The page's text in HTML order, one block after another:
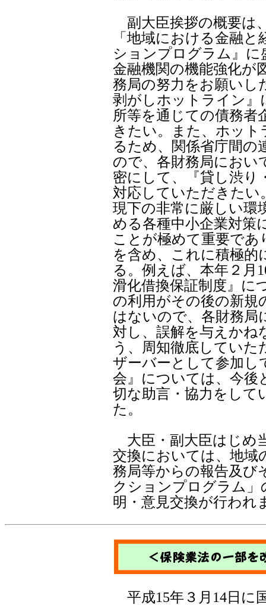
副大臣挨拶の概要は
「地域における金融
ションプログラム』に
金融機関の機能強化が
務局の努力をお願いし
剥がしホットライン』
所等を通じての債務者
きたい。また、ホッ
るため、関係省庁間の
ので、各財務局におい
密にして、『貸し渋り
対応していただきたい
現下の非常に厳しい環
める各種中小企業対策
ことが極めて重要であ
を含め、これに積極的
る。例えば、本年２月
滑化借換保証制度』に
の利用がその後の新規
はないので、各財務局
対し、誤解を与えかね
う、周知徹底してい
ザーバーとして参加し
会』については、今後
切な助言・協力をして
た。
大臣・副大臣はじめ
交換においては、地域
務局等からの報告及び
クションプログラム
明・意見交換が行われ
平成15年３月14日に